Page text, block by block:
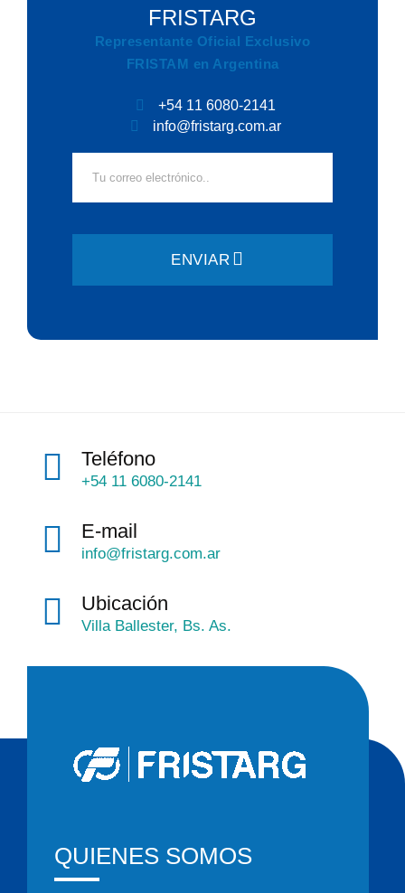
FRISTARG
Representante Oficial Exclusivo
FRISTAM en Argentina
+54 11 6080-2141
info@fristarg.com.ar
ENVIAR
Teléfono
+54 11 6080-2141
E-mail
info@fristarg.com.ar
Ubicación
Villa Ballester, Bs. As.
QUIENES SOMOS